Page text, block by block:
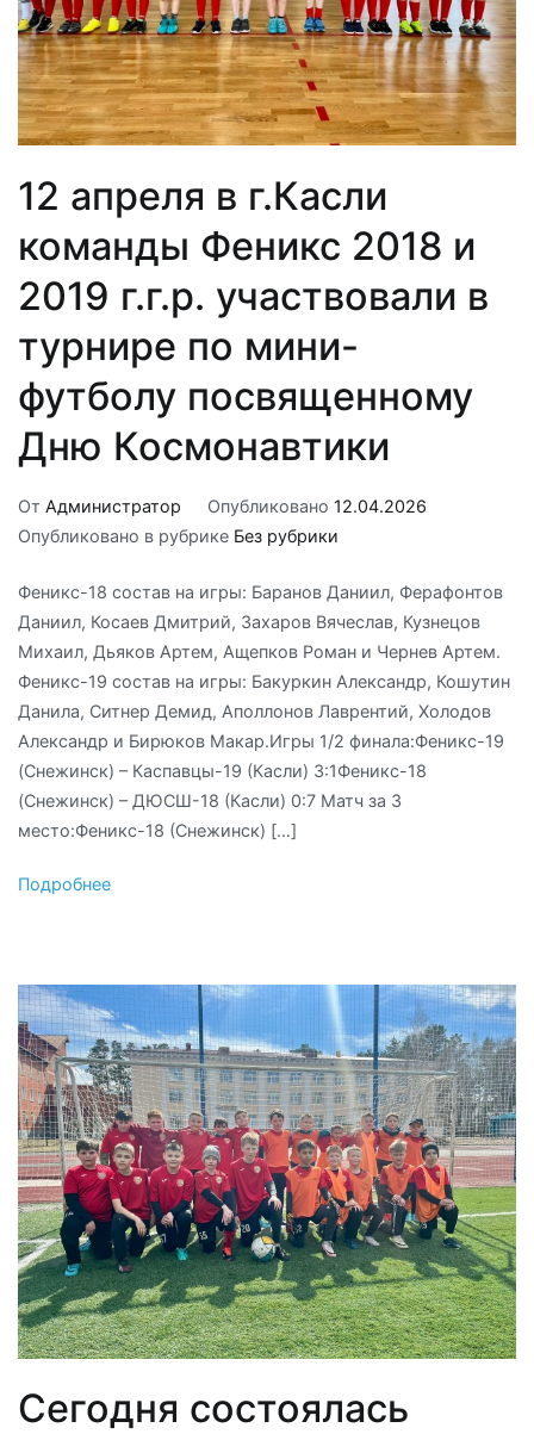
12 апреля в г.Касли
команды Феникс 2018 и
2019 г.г.р. участвовали в
турнире по мини-
футболу посвященному
Дню Космонавтики
От Администратор Опубликовано 12.04.2026
Опубликовано в рубрике Без рубрики
Феникс-18 состав на игры: Баранов Даниил, Ферафонтов
Даниил, Косаев Дмитрий, Захаров Вячеслав, Кузнецов
Михаил, Дьяков Артем, Ащепков Роман и Чернев Артем.
Феникс-19 состав на игры: Бакуркин Александр, Кошутин
Данила, Ситнер Демид, Аполлонов Лаврентий, Холодов
Александр и Бирюков Макар.Игры 1/2 финала:Феникс-19
(Снежинск) – Каспавцы-19 (Касли) 3:1Феникс-18
(Снежинск) – ДЮСШ-18 (Касли) 0:7 Матч за 3
место:Феникс-18 (Снежинск) […]
Подробнее
Сегодня состоялась